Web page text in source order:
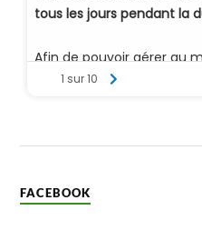
FACEBOOK